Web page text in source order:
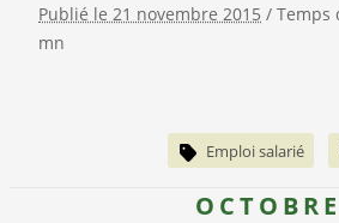
Publié le 21 novembre 2015 / Temps
mn
Emploi salarié
OCTOBRE